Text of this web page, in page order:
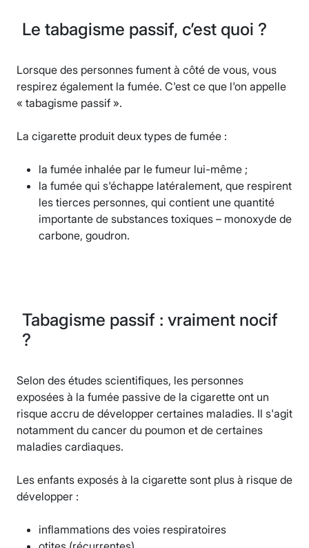
Le tabagisme passif, c’est quoi ?
Lorsque des personnes fument à côté de vous, vous
respirez également la fumée. C'est ce que l'on appelle
« tabagisme passif ».
La cigarette produit deux types de fumée :
la fumée inhalée par le fumeur lui-même ;
la fumée qui s'échappe latéralement, que respirent
les tierces personnes, qui contient une quantité
importante de substances toxiques – monoxyde de
carbone, goudron.
Tabagisme passif : vraiment nocif
?
Selon des études scientifiques, les personnes
exposées à la fumée passive de la cigarette ont un
risque accru de développer certaines maladies. Il s'agit
notamment du cancer du poumon et de certaines
maladies cardiaques.
Les enfants exposés à la cigarette sont plus à risque de
développer :
inflammations des voies respiratoires